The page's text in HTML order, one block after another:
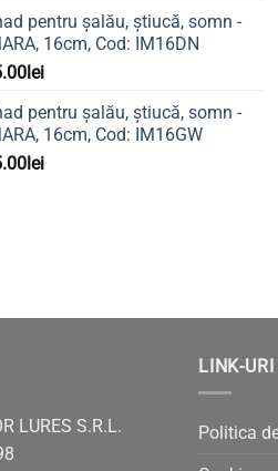
pentru șalău, știucă, somn -
16cm, Cod: IM16DN
lei
pentru șalău, știucă, somn -
16cm, Cod: IM16GW
lei
LURES S.R.L.
LINK-
Politica